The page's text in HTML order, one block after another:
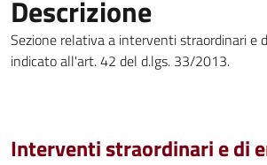
Descrizione
Sezione relativa a interventi straordinari e
indicato all'art. 42 del d.lgs. 33/2013.
Interventi straordinari e di